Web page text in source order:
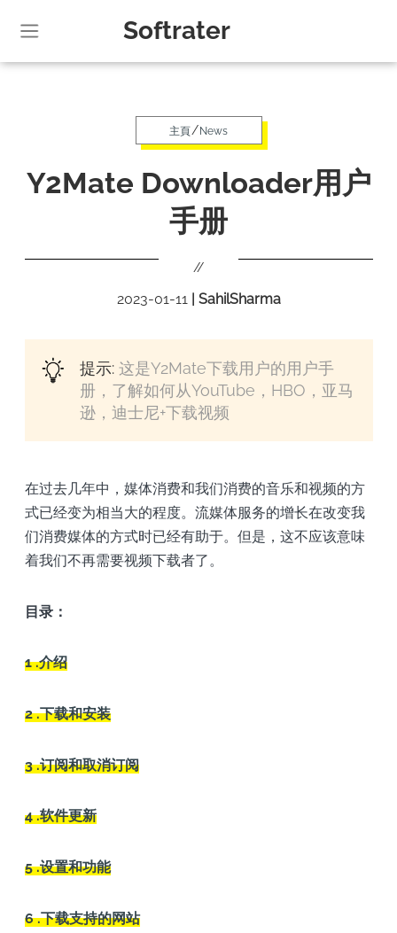
Softrater
主頁/News
Y2Mate Downloader用户
手册
//
2023-01-11 | SahilSharma
提示:这是Y2Mate下载用户的用户手
册，了解如何从YouTube，HBO，亚马
逊，迪士尼+下载视频
在过去几年中，媒体消费和我们消费的音乐和视频的方
式已经变为相当大的程度。流媒体服务的增长在改变我
们消费媒体的方式时已经有助于。但是，这不应该意味
着我们不再需要视频下载者了。
目录：
1 .介绍
2 .下载和安装
3 .订阅和取消订阅
4 .软件更新
5 .设置和功能
6 .下载支持的网站